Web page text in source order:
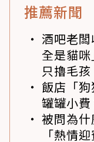
推薦新聞
酒吧老
全是貓
只擼毛孩
飯店「
罐罐小
被問為
「熱情